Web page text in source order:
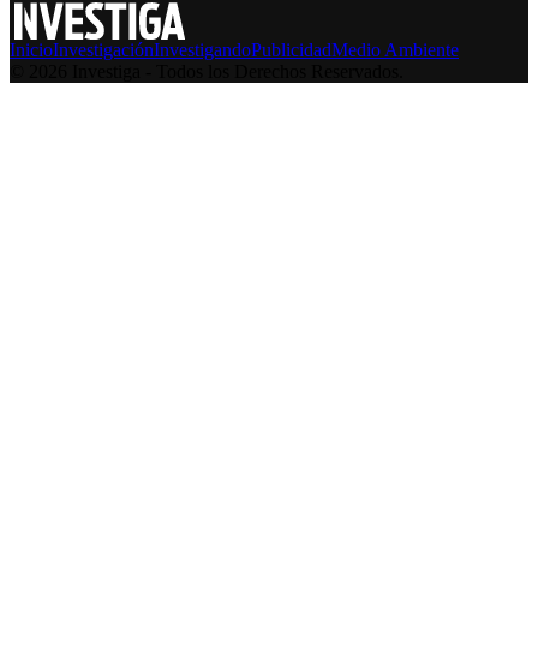
InicioInvestigaciónInvestigandoPublicidadMedio Ambiente